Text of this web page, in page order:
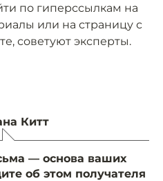
по гиперссылкам на
или на страницу с
советуют эксперты.
Китт
— основа ваших
об этом получателя